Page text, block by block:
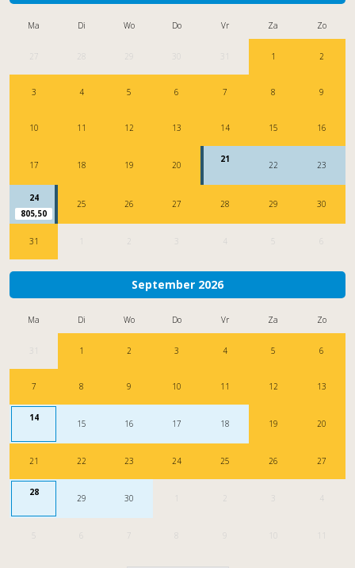
Ma Di Wo Do Vr Za Zo
27 28 29 1 2
3 4 5 6 7 8 9
10 11 12 13 14 15 16
17 18 19 20
21
22 23
24
805,50
25 26 27 28 29 30
31 2 4
September 2026
Ma Di Wo Do Vr Za Zo
1 2 3 4 5 6
7 8 9 10 11 12 13
14
15 16 17 18 19 20
21 22 23 24 25 26 27
28
29 30 2 4
7